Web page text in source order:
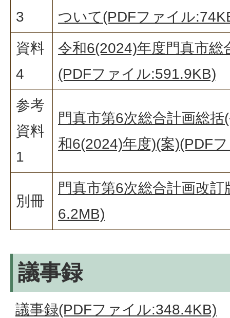
3
ついて(PDFファイル
資料
4
令和6(2024)年度門真市総
(PDFファイル:591.9KB)
参考
資料
1
門真市第6次総合計画総
和6(2024)年度)(案)(PDF
別冊
門真市第6次総合計画改
6.2MB)
議事録
議事録(PDFファイル:348.4KB)